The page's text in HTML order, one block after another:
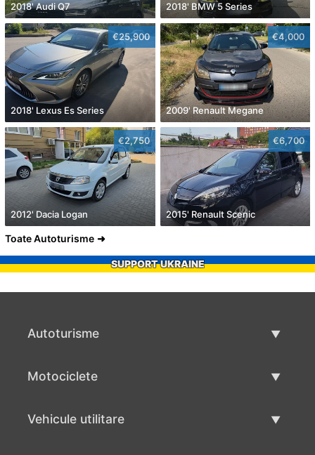
2018' Audi Q7 2018' BMW 5 Series
€25,900
2018' Lexus Es Series
€4,000
2009' Renault Megane
€2,750
2012' Dacia Logan
€6,700
2015' Renault Scenic
Toate Autoturisme
SUPPORT UKRAINE
Autoturisme
Motociclete
Vehicule utilitare